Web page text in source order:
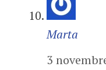
Marta
3